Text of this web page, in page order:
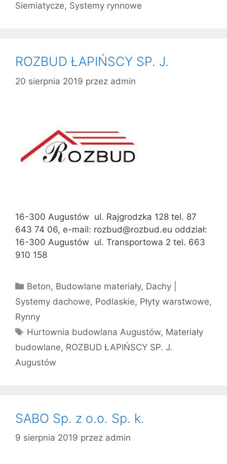
Siemiatycze, Systemy rynnowe
ROZBUD ŁAPIŃSCY SP. J.
20 sierpnia 2019 przez admin
16-300 Augustów ul. Rajgrodzka 128 tel. 87
643 74 06, e-mail: rozbud@rozbud.eu oddział:
16-300 Augustów ul. Transportowa 2 tel. 663
910 158
Kategorie
Beton, Budowlane materiały, Dachy |
Systemy dachowe, Podlaskie, Płyty warstwowe,
Rynny
Tagi
Hurtownia budowlana Augustów, Materiały
budowlane, ROZBUD ŁAPIŃSCY SP. J.
Augustów
SABO Sp. z o.o. Sp. k.
9 sierpnia 2019 przez admin